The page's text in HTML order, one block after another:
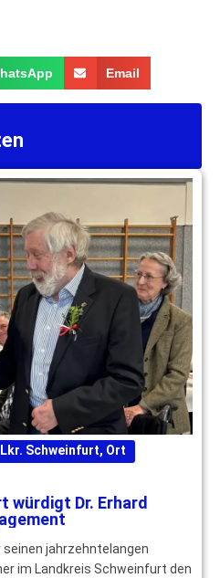
Email
Lkr. Schweinfurt, Ort
würdigt Dr. Erhard
seinen jahrzehntelangen
im Landkreis Schweinfurt den